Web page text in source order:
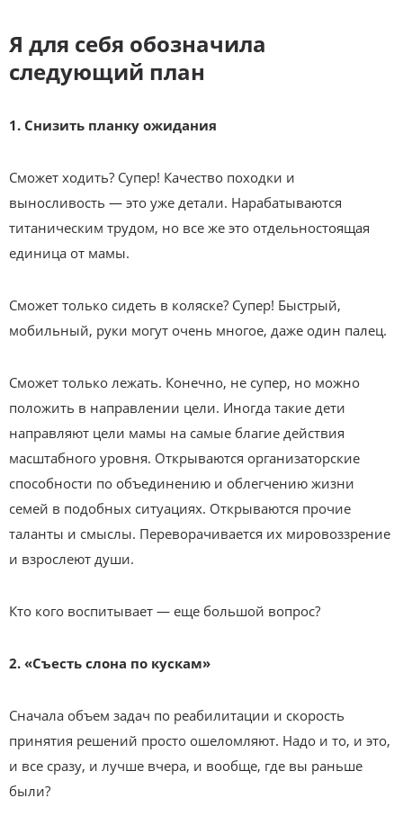
Я для себя обозначила
следующий план
1. Снизить планку ожидания
Сможет ходить? Супер! Качество походки и
выносливость — это уже детали. Нарабатываются
титаническим трудом, но все же это отдельностоящая
единица от мамы.
Сможет только сидеть в коляске? Супер! Быстрый,
мобильный, руки могут очень многое, даже один палец.
Сможет только лежать. Конечно, не супер, но можно
положить в направлении цели. Иногда такие дети
направляют цели мамы на самые благие действия
масштабного уровня. Открываются организаторские
способности по объединению и облегчению жизни
семей в подобных ситуациях. Открываются прочие
таланты и смыслы. Переворачивается их мировоззрение
и взрослеют души.
Кто кого воспитывает — еще большой вопрос?
2. «Съесть слона по кускам»
Сначала объем задач по реабилитации и скорость
принятия решений просто ошеломляют. Надо и то, и это,
и все сразу, и лучше вчера, и вообще, где вы раньше
были?